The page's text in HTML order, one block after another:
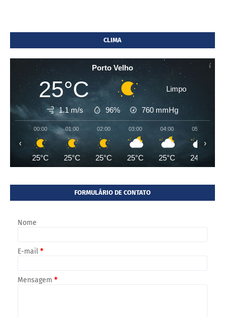
CLIMA
Porto Velho
25°C Limpo
1.1 m/s 96% 760 mmHg
00:00
25°C
01:00
25°C
02:00
25°C
03:00
25°C
04:00
25°C
05:00
24°C
‹ ›
FORMULÁRIO DE CONTATO
Nome
E-mail *
Mensagem *